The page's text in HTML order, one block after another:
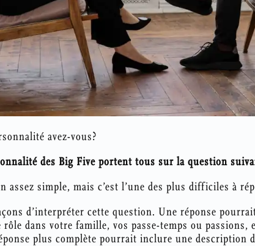
avez-vous?
des Big Five portent tous sur la question
assez simple, mais c’est l’une des plus difficiles à
d’interpréter cette question. Une réponse
dans votre famille, vos passe-temps ou passions,
plus complète pourrait inclure une description